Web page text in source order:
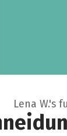
Lena W.'s